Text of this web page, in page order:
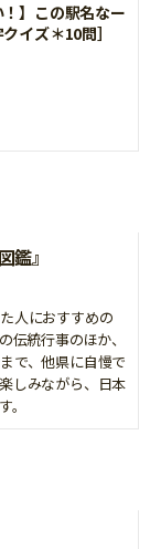
！】この駅名なー
イズ＊10問］
鑑』
人におすすめの
伝統行事のほか、
で、他県に自慢で
しみながら、日本